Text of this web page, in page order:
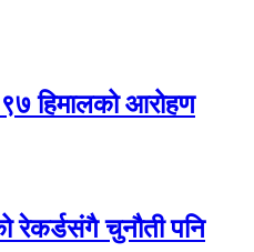
हिमालको आरोहण
रेकर्डसंगै चुनौती पनि